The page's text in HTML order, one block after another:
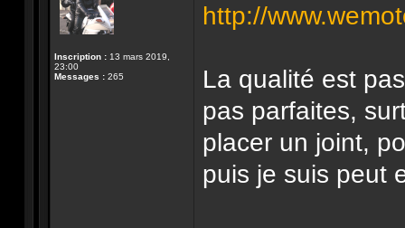
Inscription : 13 mars 2019,
23:00
Messages : 265
http://
La qualité est
pas parfaites,
placer un joint,
puis je suis peut